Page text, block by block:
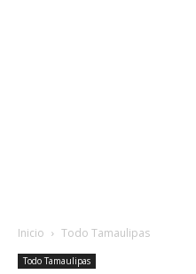
Inicio Todo Tamaulipas
Todo Tamaulipas